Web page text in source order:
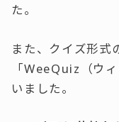
た。
また、クイズ形式
「WeeQuiz（ウ
いました。